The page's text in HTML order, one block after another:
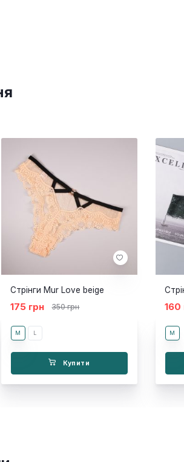
Стрінги Mur Love beige
175 грн 350 грн
M L
Купити
160
M